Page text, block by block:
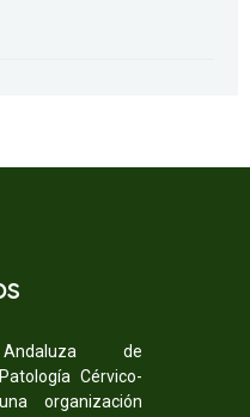
de
Cérvico-
organización